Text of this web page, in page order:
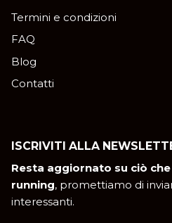
Termini e condizioni
FAQ
Blog
Contatti
ISCRIVITI ALLA
Resta aggiornato su ciò
running, promettiamo di
interessanti.